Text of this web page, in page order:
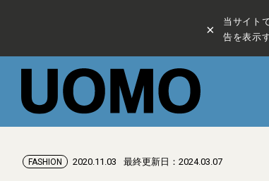
×
当サイト
告を表示
FASHION 2020.11.03 最終更新日：2024.03.07